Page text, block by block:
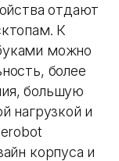
отдают
К
можно
более
большую
нагрузкой и
корпуса и